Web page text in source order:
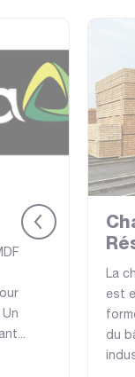
La
est
du